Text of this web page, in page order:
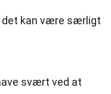
det kan være særligt
svært ved at